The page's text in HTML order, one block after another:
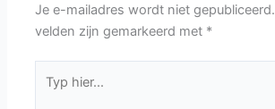
Je e-mailadres wordt niet gepubliceerd.
velden zijn gemarkeerd met *
hier...